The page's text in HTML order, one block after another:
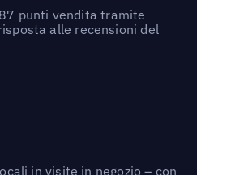
punti vendita tramite
alle recensioni del
in visite in negozio – con